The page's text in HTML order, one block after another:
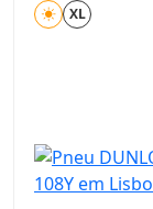
XL